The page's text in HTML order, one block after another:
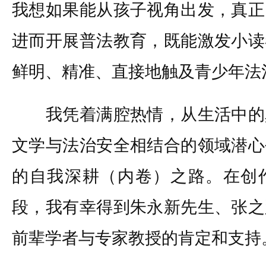
我想如果能从孩子视角出发，真
进而开展普法教育，既能激发小
鲜明、精准、直接地触及青少年
我凭着满腔热情，从生活中的
文学与法治安全相结合的领域潜
的自我深耕（内卷）之路。在创
段，我有幸得到朱永新先生、张
前辈学者与专家教授的肯定和支持